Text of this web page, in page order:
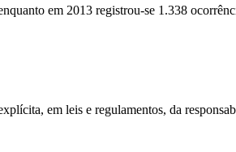
em 2013 registrou-se 1.338
em leis e regulamentos, da